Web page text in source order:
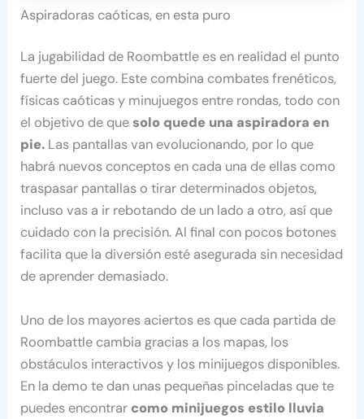
Aspiradoras caóticas, en esta puro
La jugabilidad de Roombattle es en realidad el punto
fuerte del juego. Este combina combates frenéticos,
físicas caóticas y minujuegos entre rondas, todo con
el objetivo de quesolo quede una aspiradora en
pie. Las pantallas van evolucionando, por lo que
habrá nuevos conceptos en cada una de ellas como
traspasar pantallas o tirar determinados objetos,
incluso vas a ir rebotando de un lado a otro, así que
cuidado con la precisión. Al final con pocos botones
facilita que la diversión esté asegurada sin necesidad
de aprender demasiado.
Uno de los mayores aciertos es que cada partida de
Roombattle cambia gracias a los mapas, los
obstáculos interactivos y los minijuegos disponibles.
En la demo te dan unas pequeñas pinceladas que te
puedes encontrar como minijuegos estilo lluvia